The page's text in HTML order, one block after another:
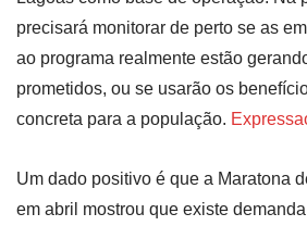
precisará monitorar de perto se as
ao programa realmente estão
prometidos, ou se usarão os
concreta para a população.
Um dado positivo é que a Maratona
em abril mostrou que existe